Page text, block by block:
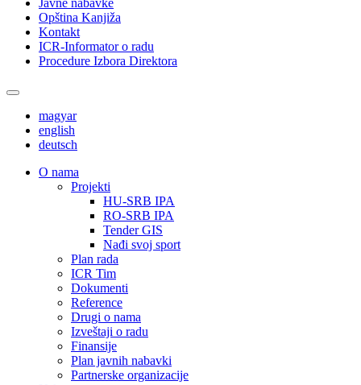
Javne nabavke
Opština Kanjiža
Kontakt
ICR-Informator o radu
Procedure Izbora Direktora
magyar
english
deutsch
О nama
Projekti
HU-SRB IPA
RO-SRB IPA
Tender GIS
Nađi svoj sport
Plan rada
ICR Tim
Dokumenti
Reference
Drugi o nama
Izveštaji o radu
Finansije
Plan javnih nabavki
Partnerske organizacije